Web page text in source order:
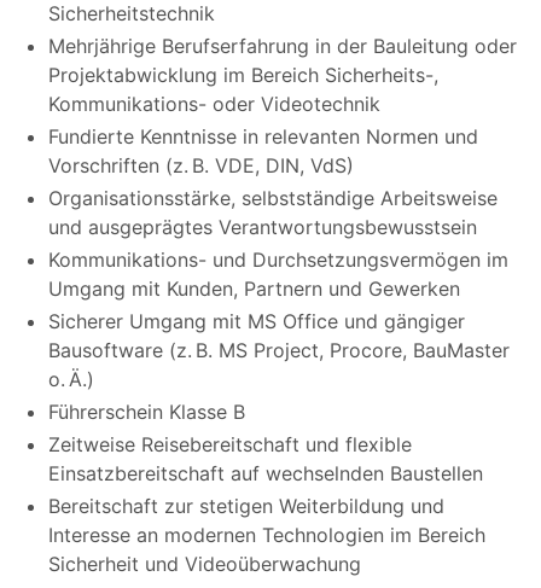
Sicherheitstechnik
Mehrjährige Berufserfahrung in der Bauleitung oder
Projektabwicklung im Bereich Sicherheits-,
Kommunikations- oder Videotechnik
Fundierte Kenntnisse in relevanten Normen und
Vorschriften (z. B. VDE, DIN, VdS)
Organisationsstärke, selbstständige Arbeitsweise
und ausgeprägtes Verantwortungsbewusstsein
Kommunikations- und Durchsetzungsvermögen im
Umgang mit Kunden, Partnern und Gewerken
Sicherer Umgang mit MS Office und gängiger
Bausoftware (z. B. MS Project, Procore, BauMaster
o. Ä.)
Führerschein Klasse B
Zeitweise Reisebereitschaft und flexible
Einsatzbereitschaft auf wechselnden Baustellen
Bereitschaft zur stetigen Weiterbildung und
Interesse an modernen Technologien im Bereich
Sicherheit und Videoüberwachung